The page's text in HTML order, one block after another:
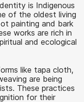
is Indigenous
of the oldest living
painting and bark
works are rich in
and ecological
like tapa cloth,
are being
These practices
for their